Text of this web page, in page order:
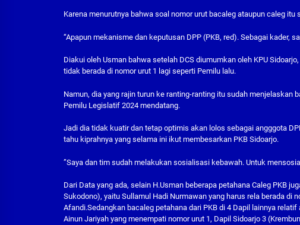
Karena menurutnya bahwa soal nomor urut bacaleg ataupun caleg
“Apapun mekanisme dan keputusan DPP (PKB, red). Sebagai kader,
Diakui oleh Usman bahwa setelah DCS diumumkan oleh KPU
tidak berada di nomor urut 1 lagi seperti Pemilu lalu.
Namun, dia yang rajin turun ke ranting-ranting itu sudah
Pemilu Legislatif 2024 mendatang.
Jadi dia tidak kuatir dan tetap optimis akan lolos sebagai angggota
tahu kiprahnya yang selama ini ikut membesarkan PKB Sidoarjo.
”Saya dan tim sudah melakukan sosialisasi kebawah. Untuk
Dari Data yang ada, selain H.Usman beberapa petahana Caleg PKB
Sukodono), yaitu Sullamul Hadi Nurmawan yang harus rela berada di
Afandi.Sedangkan bacaleg petahana dari PKB di 4 Dapil lainnya
Ainun Jariyah yang menempati nomor urut 1, Dapil Sidoarjo 3